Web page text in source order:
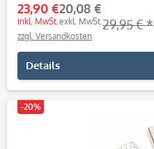
23,90 €
inkl. MwSt.
20,08 €
exkl. MwSt.29,95 € *
zzgl. Versandkosten
Details
-20%